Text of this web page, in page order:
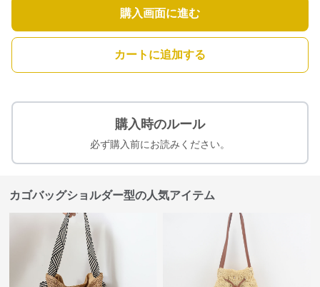
購入画面に進む
カートに追加する
購入時のルール
必ず購入前にお読みください。
カゴバッグショルダー型の人気アイテム